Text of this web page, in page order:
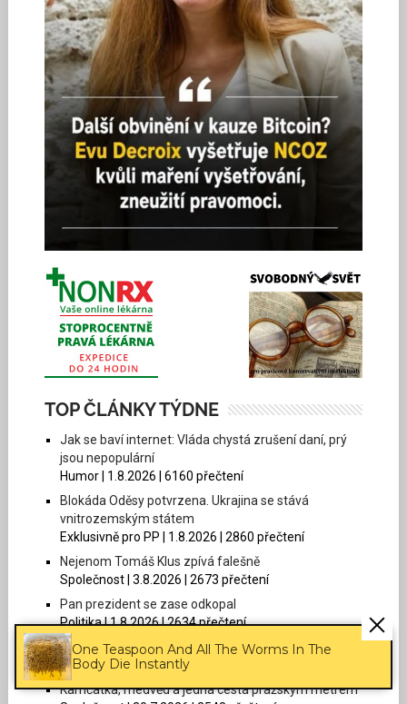
One Teaspoon And All The Worms In The
Body Die Instantly
TOP ČLÁNKY TÝDNE
Jak se baví internet: Vláda chystá zrušení daní, prý
jsou nepopulární
Humor | 1.8.2026 | 6160 přečtení
Blokáda Oděsy potvrzena. Ukrajina se stává
vnitrozemským státem
Exklusivně pro PP | 1.8.2026 | 2860 přečtení
Nejenom Tomáš Klus zpívá falešně
Společnost | 3.8.2026 | 2673 přečtení
Pan prezident se zase odkopal
Politika | 1.8.2026 | 2634 přečtení
Počítání raket
Exklusivně pro PP | 29.7.2026 | 2577 přečtení
Kamčatka, medvěd a jedna cesta pražským metrem